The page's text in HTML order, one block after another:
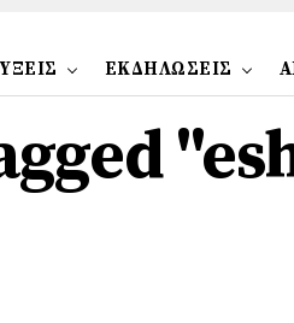
ΕΚΔΗΛΩΣΕΙΣ